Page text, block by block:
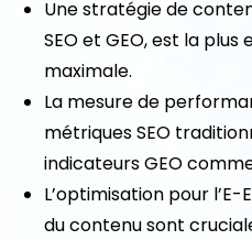
Une stratégie de
SEO et GEO, est la
maximale.
La mesure de
métriques SEO
indicateurs GEO comme
L’optimisation pour
du contenu sont